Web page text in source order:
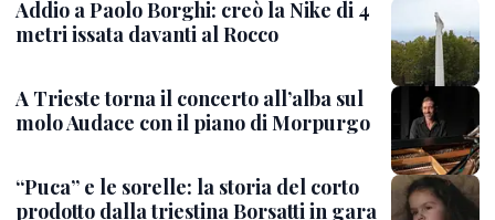
Addio a Paolo Borghi: creò la Nike di 4
metri issata davanti al Rocco
A Trieste torna il concerto all’alba sul
molo Audace con il piano di Morpurgo
“Puca” e le sorelle: la storia del corto
prodotto dalla triestina Borsatti in gara